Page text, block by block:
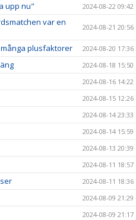
upp nu" 2024-08-22 09:42
var en
2024-08-21 20:56
plusfaktorer 2024-08-20 17:36
2024-08-18 15:50
2024-08-16 14:22
2024-08-15 12:26
2024-08-14 23:33
2024-08-14 15:59
2024-08-13 20:39
2024-08-11 18:57
2024-08-11 18:36
2024-08-09 21:29
2024-08-09 21:17